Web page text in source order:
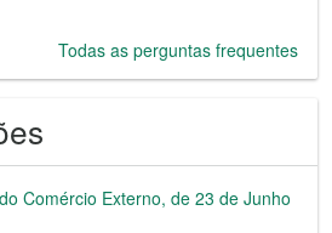
Todas as perguntas frequentes
Comércio Externo, de 23 de Junho